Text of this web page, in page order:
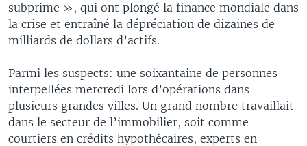
VOUS + NOUS
CARNET DE SANTÉ
DIALOGUE DES RELIGIONS
RM SHOW
Langues
subprime », qui ont plongé la finance mondiale dans
la crise et entraîné la dépréciation de dizaines de
milliards de dollars d’actifs.
Parmi les suspects: une soixantaine de personnes
interpellées mercredi lors d’opérations dans
plusieurs grandes villes. Un grand nombre travaillait
dans le secteur de l’immobilier, soit comme
courtiers en crédits hypothécaires, experts en